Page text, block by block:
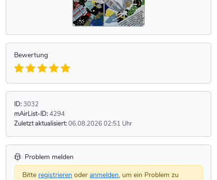
Bewertung
ID:3032
mAirList-ID:4294
Zuletzt aktualisiert:06.08.2026 02:51 Uhr
Problem melden
Bitte registrieren oder anmelden, um ein Problem zu